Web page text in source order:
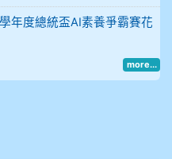
年度總統盃AI素養爭霸賽花
more...